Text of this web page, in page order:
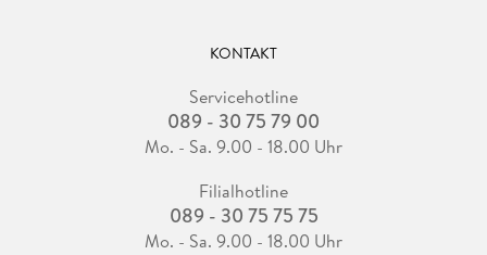
KONTAKT
Servicehotline
089 - 30 75 79 00
Mo. - Sa. 9.00 - 18.00 Uhr
Filialhotline
089 - 30 75 75 75
Mo. - Sa. 9.00 - 18.00 Uhr